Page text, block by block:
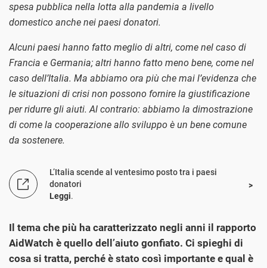
spesa pubblica nella lotta alla pandemia a livello
domestico anche nei paesi donatori.
Alcuni paesi hanno fatto meglio di altri, come nel caso di
Francia e Germania; altri hanno fatto meno bene, come nel
caso dell’Italia. Ma abbiamo ora più che mai l’evidenza che
le situazioni di crisi non possono fornire la giustificazione
per ridurre gli aiuti. Al contrario: abbiamo la dimostrazione
di come la cooperazione allo sviluppo è un bene comune
da sostenere.
L’Italia scende al ventesimo posto tra i paesi
donatori
Leggi.
Il tema che più ha caratterizzato negli anni il rapporto
AidWatch è quello dell’aiuto gonfiato. Ci spieghi di
cosa si tratta, perché è stato così importante e qual è